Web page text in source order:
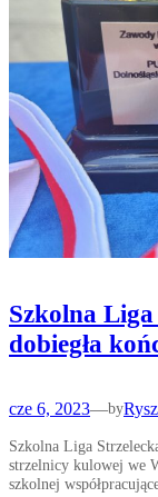
Szkolna
dobiegła
cze 6, 2023—by
Szkolna Liga
strzelnicy kulowej we
szkolnej